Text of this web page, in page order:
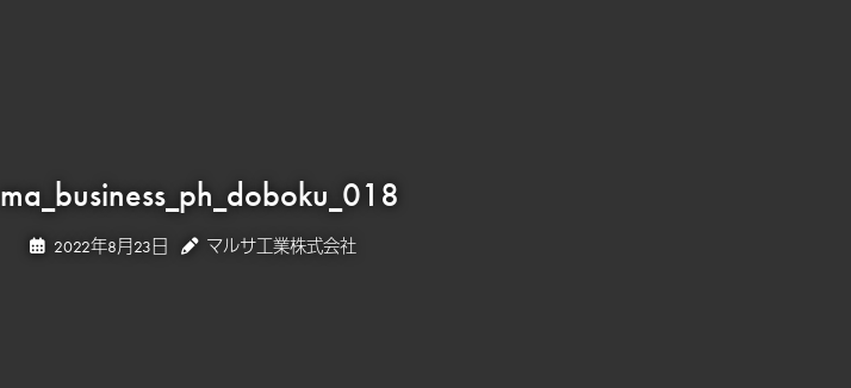
ma_business_ph_doboku_018
2022年8月23日 マルサ工業株式会社